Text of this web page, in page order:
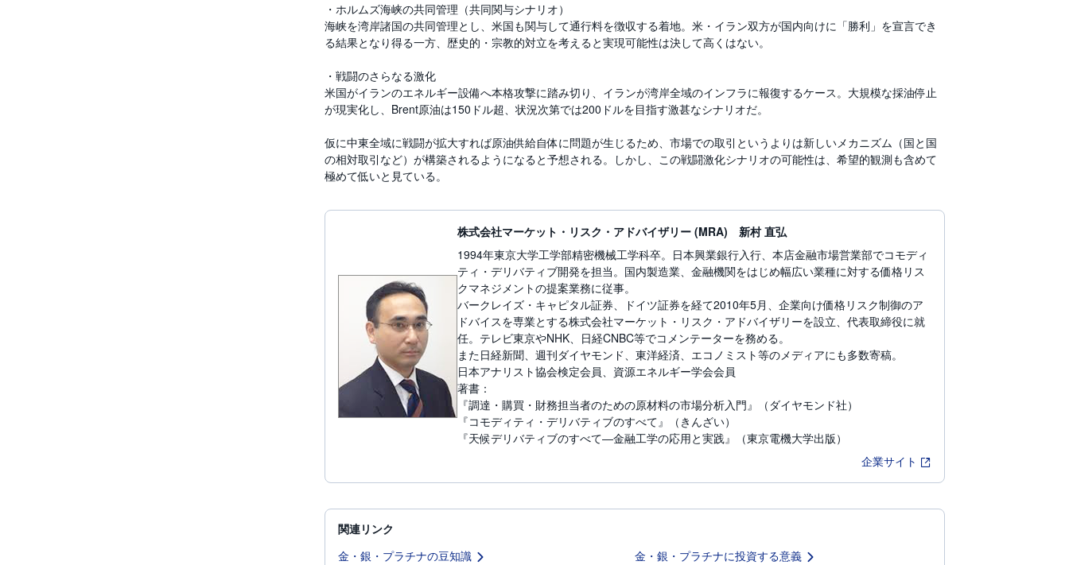
・ホルムズ海峡の共同管理（共同関与シナリオ）
海峡を湾岸諸国の共同管理とし、米国も関与して通行料を徴収する着地。米・イラン双方が国内向けに「勝利」を宣言でき
る結果となり得る一方、歴史的・宗教的対立を考えると実現可能性は決して高くはない。
・戦闘のさらなる激化
米国がイランのエネルギー設備へ本格攻撃に踏み切り、イランが湾岸全域のインフラに報復するケース。大規模な採油停止
が現実化し、Brent原油は150ドル超、状況次第では200ドルを目指す激甚なシナリオだ。
仮に中東全域に戦闘が拡大すれば原油供給自体に問題が生じるため、市場での取引というよりは新しいメカニズム（国と国
の相対取引など）が構築されるようになると予想される。しかし、この戦闘激化シナリオの可能性は、希望的観測も含めて
極めて低いと見ている。
株式会社マーケット・リスク・アドバイザリー (MRA) 新村 直弘
1994年東京大学工学部精密機械工学科卒。日本興業銀行入行、本店金融市場営業部でコモディ
ティ・デリバティブ開発を担当。国内製造業、金融機関をはじめ幅広い業種に対する価格リス
クマネジメントの提案業務に従事。
バークレイズ・キャピタル証券、ドイツ証券を経て2010年5月、企業向け価格リスク制御のア
ドバイスを専業とする株式会社マーケット・リスク・アドバイザリーを設立、代表取締役に就
任。テレビ東京やNHK、日経CNBC等でコメンテーターを務める。
また日経新聞、週刊ダイヤモンド、東洋経済、エコノミスト等のメディアにも多数寄稿。
日本アナリスト協会検定会員、資源エネルギー学会会員
著書：
『調達・購買・財務担当者のための原材料の市場分析入門』（ダイヤモンド社）
『コモディティ・デリバティブのすべて』（きんざい）
『天候デリバティブのすべて―金融工学の応用と実践』（東京電機大学出版）
企業サイト
関連リンク
金・銀・プラチナの豆知識
金・銀・プラチナに投資する意義